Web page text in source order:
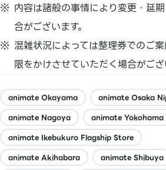
内容は諸般の事情により変更・延
合がございます。
混雑状況によっては整理券でのご
限をかけさせていただく場合がござ
animate Okayama
animate Osaka
animate Nagoya
animate Yokohama
animate Ikebukuro Flagship Store
animate Akihabara
animate Shibuya